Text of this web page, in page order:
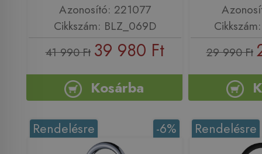
Azonosító: 221077
Cikkszám: BLZ_069D
41 990 Ft 39 980 Ft
Kosárba
29 990 Ft
-6%
Rendelésre Rendelésre